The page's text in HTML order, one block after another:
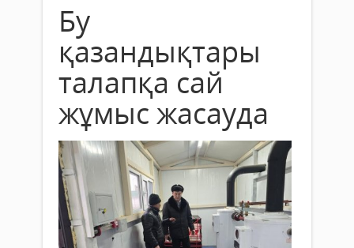
Бу
қазандықтары
талапқа сай
жұмыс жасауда